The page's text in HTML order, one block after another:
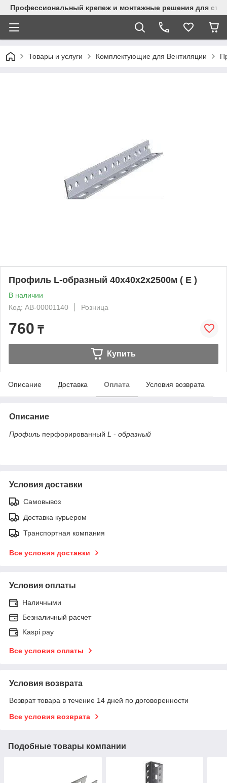
Профессиональный крепеж и монтажные решения для
Товары и услуги Комплектующие для Вентиляции
Профиль L-образный 40х40х2х2500м ( Е )
В наличии
Код: AB-00001140
Розница
760 ₸
Купить
Описание Доставка Оплата Условия возврата
Описание
Профиль перфорированный L - образный
Условия доставки
Самовывоз
Доставка курьером
Транспортная компания
Все условия доставки
Условия оплаты
Наличными
Безналичный расчет
Kaspi pay
Все условия оплаты
Условия возврата
Возврат товара в течение 14 дней по договоренности
Все условия возврата
Подобные товары компании